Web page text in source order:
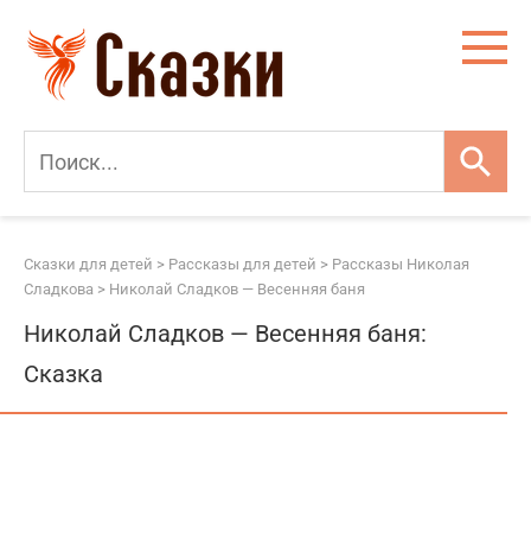
контенту
Сказки для детей > Рассказы для детей > Рассказы Николая
Сладкова > Николай Сладков — Весенняя баня
Николай Сладков — Весенняя баня:
Сказка